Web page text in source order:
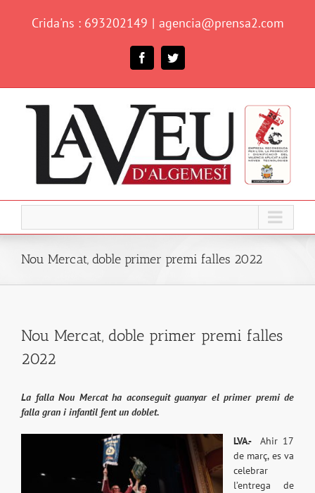
Crida'ns : 693202149 | agencia@prensa2.com
FacebookTwitter
Nou Mercat, doble primer premi falles 2022
Nou Mercat, doble primer premi falles
2022
La falla Nou Mercat ha aconseguit guanyar el primer premi de
falla gran i infantil fent un doblet.
LVA.-Ahir 17
de març, es va
celebrar
l’entrega de